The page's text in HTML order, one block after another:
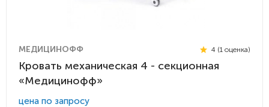
МЕДИЦИНОФФ 4 (1 оценка)
Кровать механическая 4 - секционная
«Медицинофф»
цена по запросу